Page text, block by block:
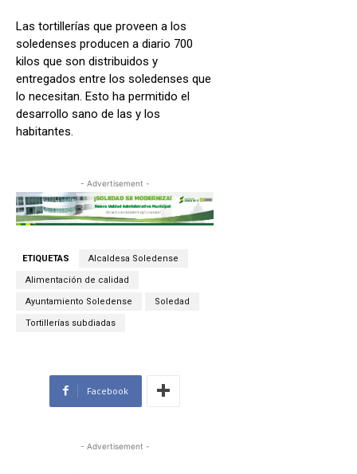
Las tortillerías que proveen a los
soledenses producen a diario 700
kilos que son distribuidos y
entregados entre los soledenses que
lo necesitan. Esto ha permitido el
desarrollo sano de las y los
habitantes.
- Advertisement -
ETIQUETAS Alcaldesa Soledense
Alimentación de calidad
Ayuntamiento Soledense Soledad
Tortillerías subdiadas
Facebook
- Advertisement -